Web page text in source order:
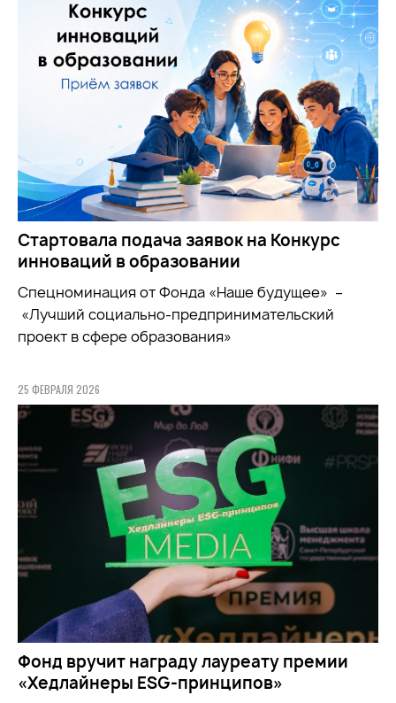
Стартовала подача заявок на Конкурс
инноваций в образовании
Спецноминация от Фонда «Наше будущее» –
«Лучший социально-предпринимательский
проект в сфере образования»
25 ФЕВРАЛЯ 2026
Фонд вручит награду лауреату премии
«Хедлайнеры ESG-принципов»